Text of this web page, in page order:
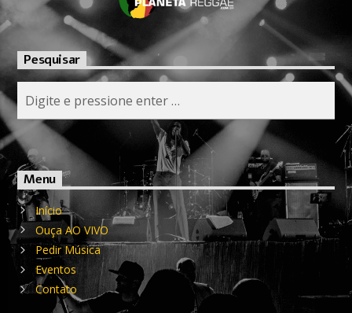
Pesquisar
Menu
Início
Ouça AO VIVO
Pedir Música
Eventos
Contato